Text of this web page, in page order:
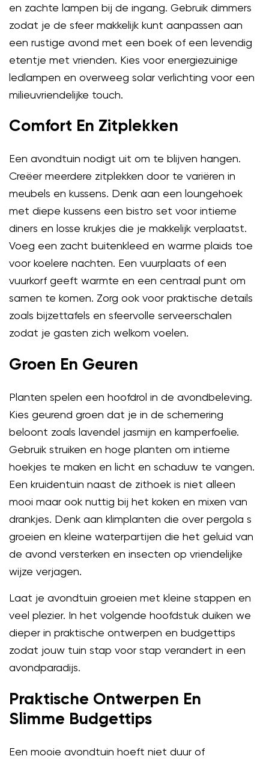
en zachte lampen bij de ingang. Gebruik dimmers
zodat je de sfeer makkelijk kunt aanpassen aan
een rustige avond met een boek of een levendig
etentje met vrienden. Kies voor energiezuinige
ledlampen en overweeg solar verlichting voor een
milieuvriendelijke touch.
Comfort En Zitplekken
Een avondtuin nodigt uit om te blijven hangen.
Creëer meerdere zitplekken door te variëren in
meubels en kussens. Denk aan een loungehoek
met diepe kussens een bistro set voor intieme
diners en losse krukjes die je makkelijk verplaatst.
Voeg een zacht buitenkleed en warme plaids toe
voor koelere nachten. Een vuurplaats of een
vuurkorf geeft warmte en een centraal punt om
samen te komen. Zorg ook voor praktische details
zoals bijzettafels en sfeervolle serveerschalen
zodat je gasten zich welkom voelen.
Groen En Geuren
Planten spelen een hoofdrol in de avondbeleving.
Kies geurend groen dat je in de schemering
beloont zoals lavendel jasmijn en kamperfoelie.
Gebruik struiken en hoge planten om intieme
hoekjes te maken en licht en schaduw te vangen.
Een kruidentuin naast de zithoek is niet alleen
mooi maar ook nuttig bij het koken en mixen van
drankjes. Denk aan klimplanten die over pergola s
groeien en kleine waterpartijen die het geluid van
de avond versterken en insecten op vriendelijke
wijze verjagen.
Laat je avondtuin groeien met kleine stappen en
veel plezier. In het volgende hoofdstuk duiken we
dieper in praktische ontwerpen en budgettips
zodat jouw tuin stap voor stap verandert in een
avondparadijs.
Praktische Ontwerpen En
Slimme Budgettips
Een mooie avondtuin hoeft niet duur of